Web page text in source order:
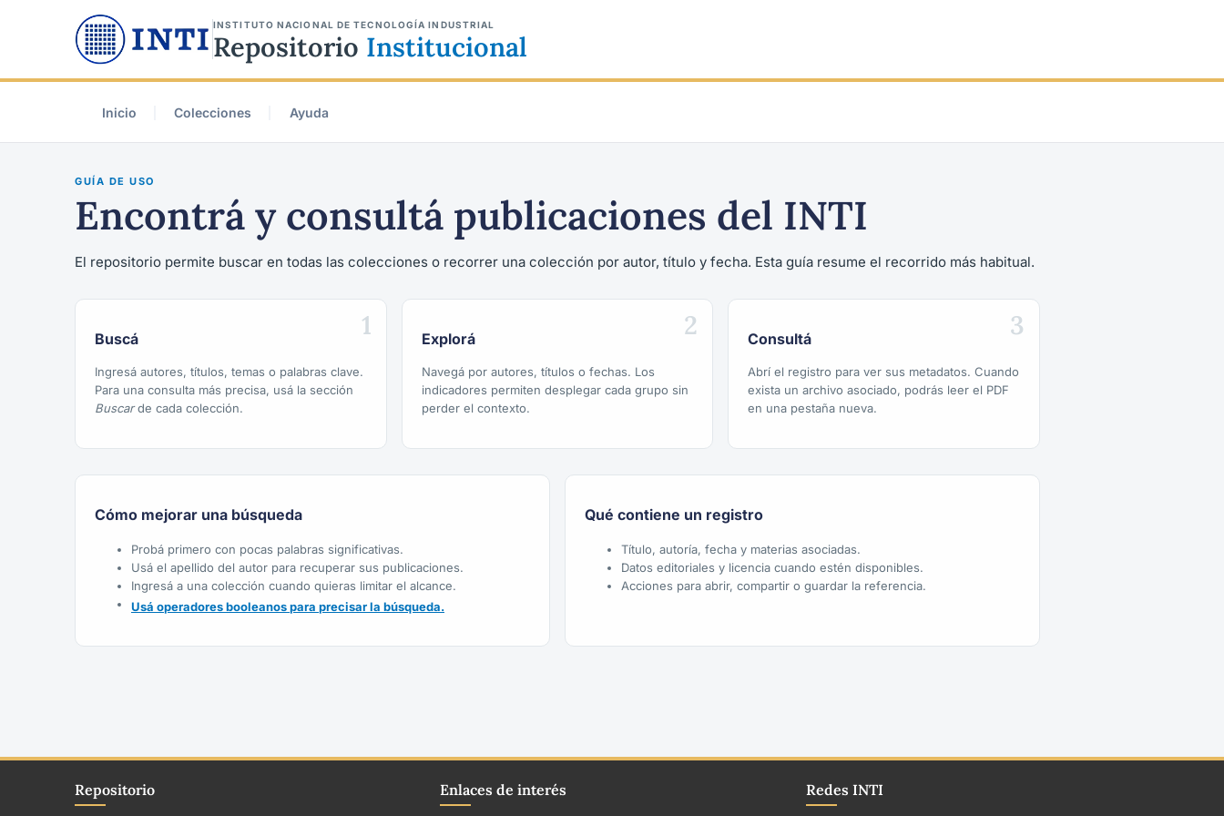
INSTITUTO NACIONAL DE TECNOLOGÍA INDUSTRIAL
Repositorio Institucional
Inicio Colecciones Ayuda
GUÍA DE USO
Encontrá y consultá publicaciones del INTI
El repositorio permite buscar en todas las colecciones o recorrer una colección por autor, título y fecha. Esta guía resume el recorrido más habitual.
1
Buscá
Ingresá autores, títulos, temas o palabras clave.
Para una consulta más precisa, usá la sección
Buscarde cada colección.
2
Explorá
Navegá por autores, títulos o fechas. Los
indicadores permiten desplegar cada grupo sin
perder el contexto.
3
Consultá
Abrí el registro para ver sus metadatos. Cuando
exista un archivo asociado, podrás leer el PDF
en una pestaña nueva.
Cómo mejorar una búsqueda
Probá primero con pocas palabras significativas.
Usá el apellido del autor para recuperar sus publicaciones.
Ingresá a una colección cuando quieras limitar el alcance.
Usá operadores booleanos para precisar la búsqueda.
Qué contiene un registro
Título, autoría, fecha y materias asociadas.
Datos editoriales y licencia cuando estén disponibles.
Acciones para abrir, compartir o guardar la referencia.
Repositorio Enlaces de interés Redes INTI